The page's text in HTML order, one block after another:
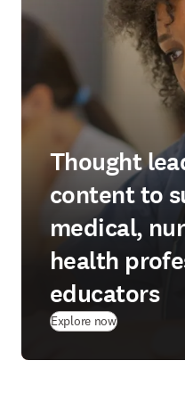
Thought
content to
medical,
health
educators
Explore now